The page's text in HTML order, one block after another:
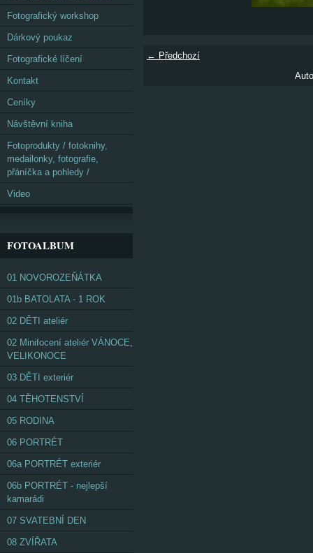
← Předchozí
Fotografický workshop
Dárkový poukaz
Fotografické líčení
Kontakt
Ceníky
Návštěvní kniha
Fotoprodukty / fotoknihy,
medailonky, fotografie,
přáníčka a pohledy /
Video
FOTOALBUM
01 NOVOROZEŇÁTKA
01b BATOLATA - 1 ROK
02 DĚTI ateliér
02 Minifocení ateliér VÁNOCE,
VELIKONOCE
03 DĚTI exteriér
04 TĚHOTENSTVÍ
05 RODINA
06 PORTRÉT
06a PORTRÉT exteriér
06b PORTRÉT - nejlepší
kamarádi
07 SVATEBNÍ DEN
08 ZVÍŘATA